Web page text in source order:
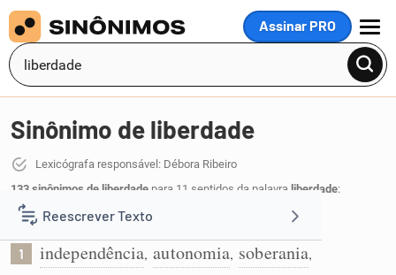
Assinar PRO
MENU
Reescrever Texto
Resumir Texto
Sinônimo de liberdade
Lexicógrafa responsável: Débora Ribeiro
133 sinônimos de liberdade para 11 sentidos da palavra liberdade:
Condição de independência e de autonomia:
1 independência, autonomia, soberania,